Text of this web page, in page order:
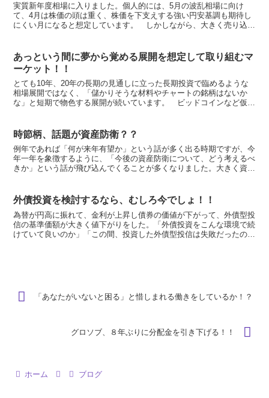
実質新年度相場に入りました。個人的には、5月の波乱相場に向け
て、4月は株価の頭は重く、株価を下支えする強い円安基調も期待し
にくい月になると想定しています。 しかしながら、大きく売り込ま
あっという間に夢から覚める展開を想定して取り組むマ
ーケット！！
とても10年、20年の長期の見通しに立った長期投資で臨めるような
相場展開ではなく、「儲かりそうな材料やチャートの銘柄はないか
な」と短期で物色する展開が続いています。 ビッドコインなど仮想
時節柄、話題が資産防衛？？
例年であれば「何が来年有望か」という話が多く出る時期ですが、今
年一年を象徴するように、「今後の資産防衛について、どう考えるべ
きか」という話が飛び込んでくることが多くなりました。大きく資産
外債投資を検討するなら、むしろ今でしょ！！
為替が円高に振れて、金利が上昇し債券の価値が下がって、外債型投
信の基準価額が大きく値下がりをした。「外債投資をこんな環境で続
けていて良いのか」「この間、投資した外債型投信は失敗だったので
「あなたがいないと困る」と惜しまれる働きをしているか！？
グロソブ、８年ぶりに分配金を引き下げる！！
ホーム ブログ